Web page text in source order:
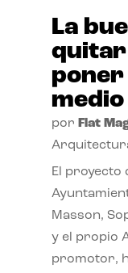
La
quitar
poner
por Flat
El proyecto
Masson,
y el propio
promotor,